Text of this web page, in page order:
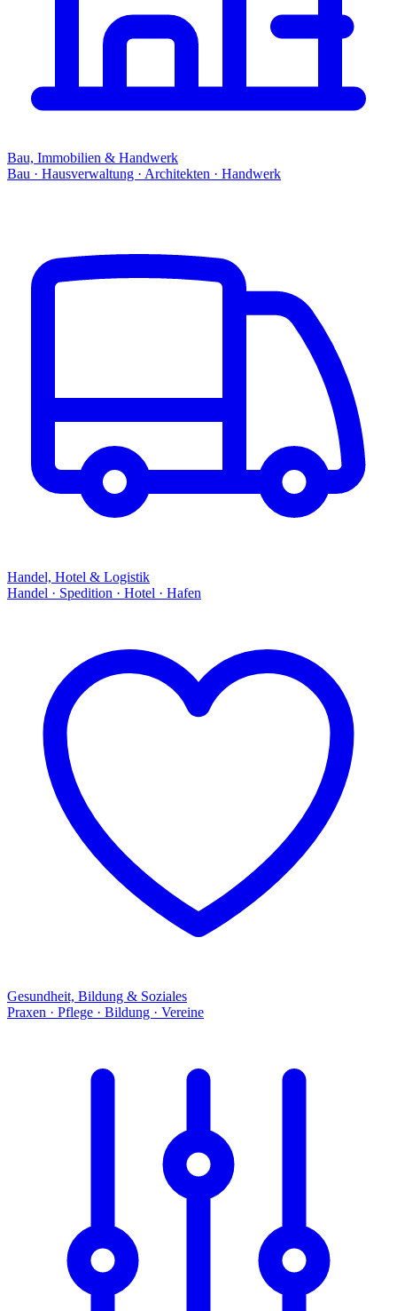
Bau, Immobilien & Handwerk
Bau · Hausverwaltung · Architekten · Handwerk
Handel, Hotel & Logistik
Handel · Spedition · Hotel · Hafen
Gesundheit, Bildung & Soziales
Praxen · Pflege · Bildung · Vereine